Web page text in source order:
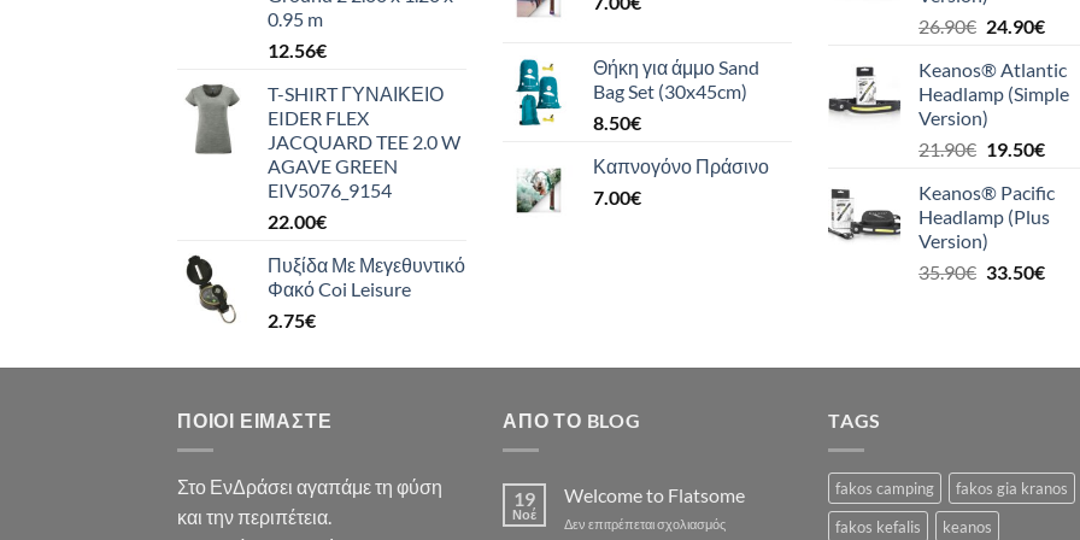
0.95 m
12.56€
T-SHIRT ΓΥΝΑΙΚΕΙΟ
EIDER FLEX
JACQUARD TEE 2.0 W
AGAVE GREEN
EIV5076_9154
22.00€
Πυξίδα Με Μεγεθυντικό
Φακό Coi Leisure
2.75€
Θήκη για άμμο Sand
Bag Set (30x45cm)
8.50€
Καπνογόνο Πράσινο
7.00€
26.90€ Original
was:
26.90€.
24.90€Η
τιμή
είναι:
Keanos® Atlantic
Headlamp (Simple
Version)
21.90€ Original
was:
21.90€.
19.50€Η
τιμή
είναι:
Keanos® Pacific
Headlamp (Plus
Version)
35.90€ Original
33.50€Η
ΠΟΙΟΙ ΕΊΜΑΣΤΕ
Στο ΕνΔράσει αγαπάμε τη φύση
και την περιπέτεια.
ΑΠΌ ΤΟ BLOG
19
Νοέ
Welcome to Flatsome
Δεν επιτρέπεται σχολιασμόςστο
TAGS
fakos camping
fakos gia kranos
fakos kefalis
keanos